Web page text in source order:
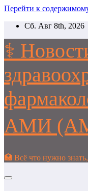
Перейти к
Сб. Авг 8th, 2026
⚕️
АМИ
🏥 Всё что нужно